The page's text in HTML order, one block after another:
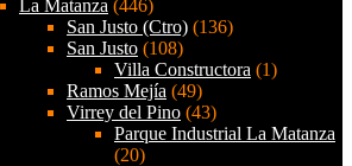
La Matanza (446)
San Justo (Ctro) (136)
San Justo (108)
Villa Constructora (1)
Ramos Mejía (49)
Virrey del Pino (43)
Parque Industrial La Matanza
(20)